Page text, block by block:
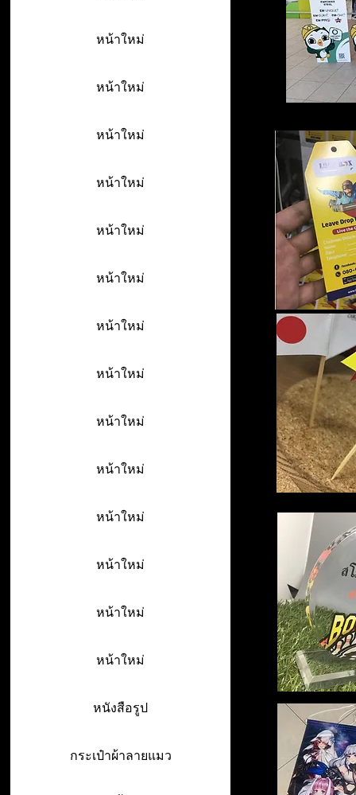
หน้าใหม่
หน้าใหม่
หน้าใหม่
หน้าใหม่
หน้าใหม่
หน้าใหม่
หน้าใหม่
หน้าใหม่
หน้าใหม่
หน้าใหม่
หน้าใหม่
หน้าใหม่
หน้าใหม่
หน้าใหม่
หนังสือรูป
กระเป๋าผ้าลายแมว